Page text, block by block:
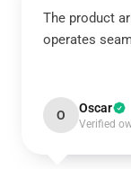
The product
operates
O Oscar
Verified